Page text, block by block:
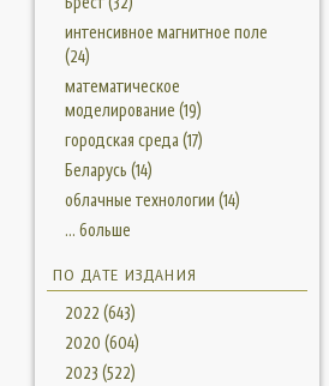
интенсивное магнитное поле
(24)
математическое
моделирование (19)
городская среда (17)
Беларусь (14)
облачные технологии (14)
... больше
ПО ДАТЕ ИЗДАНИЯ
2022 (643)
2020 (604)
2023 (522)